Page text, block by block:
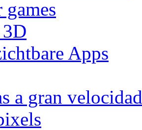
games
3D
Apps
a gran velocidad